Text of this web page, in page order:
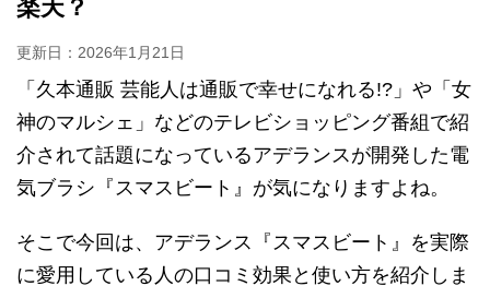
楽天？
更新日： 2026年1月21日
「久本通販 芸能人は通販で幸せになれる!?」や「女
神のマルシェ」などのテレビショッピング番組で紹
介されて話題になっているアデランスが開発した電
気ブラシ『スマスビート』が気になりますよね。
そこで今回は、アデランス『スマスビート』を実際
に愛用している人の口コミ効果と使い方を紹介しま